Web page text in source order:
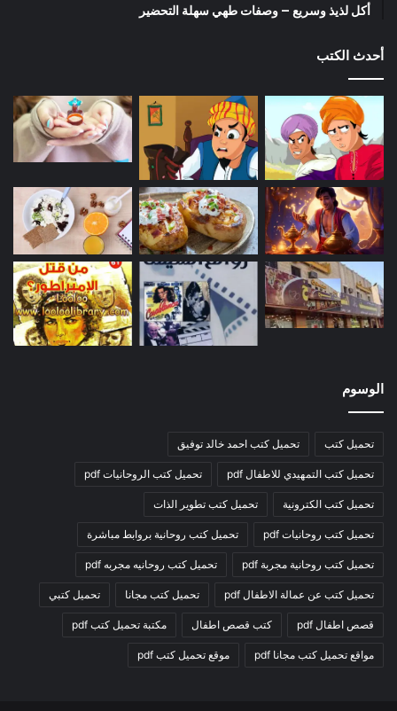
أكل لذيذ وسريع – وصفات طهي سهلة التحضير
أحدث الكتب
الوسوم
تحميل كتب تحميل كتب احمد خالد توفيق
تحميل كتب التمهيدي للاطفال pdf تحميل كتب الروحانيات pdf
تحميل كتب الكترونية تحميل كتب تطوير الذات
تحميل كتب روحانيات pdf تحميل كتب روحانية بروابط مباشرة
تحميل كتب روحانية مجربة pdf تحميل كتب روحانيه مجربه pdf
تحميل كتب عن عمالة الاطفال pdf تحميل كتب مجانا تحميل كتبي
قصص اطفال pdf كتب قصص اطفال مكتبة تحميل كتب pdf
مواقع تحميل كتب مجانا pdf موقع تحميل كتب pdf